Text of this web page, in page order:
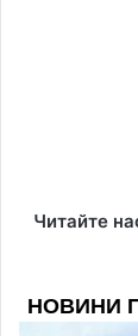
Читайте